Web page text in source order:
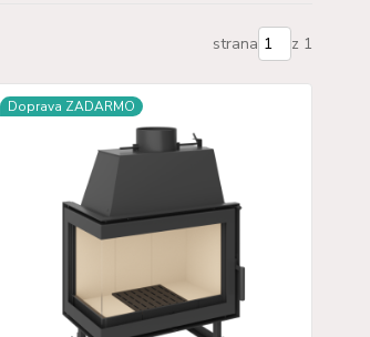
strana z 1
Doprava ZADARMO